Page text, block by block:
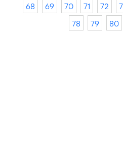
68
69 70 71 72
78
79 80